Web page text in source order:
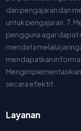
dan pengajaran dan
untuk pengajaran. 7.
pengguna agar dapat
mendata melalui
mendapatkan
secara efektif.
Layanan